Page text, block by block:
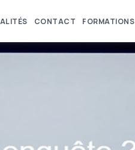
CONTACT FORMATIONS